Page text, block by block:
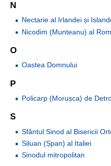
N
Nectarie al Irlandei și
Nicodim (Munteanu) al
O
Oastea Domnului
P
Policarp (Morușca) de
S
Sfântul Sinod al Bisericii
Siluan (Șpan) al Italiei
Sinodul mitropolitan